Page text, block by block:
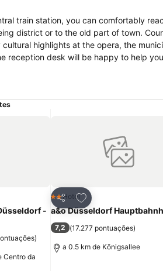
train station, you can comfortably
district or to the old part of town.
highlights at the opera, the
to help you! Dados de Domo Mondial em
-
)
Centro da
Partilhar
Adicionar aos
2 Estrelas
Hotel
a&o Düsseldorf
7,2 (17.277 pontuações)
a 0.5 km de Königsallee